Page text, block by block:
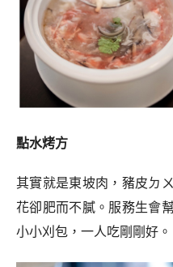
點水烤方
其實就是東坡肉，豬皮ㄉ
花卻肥而不膩。服務生會
小小刈包，一人吃剛剛好。